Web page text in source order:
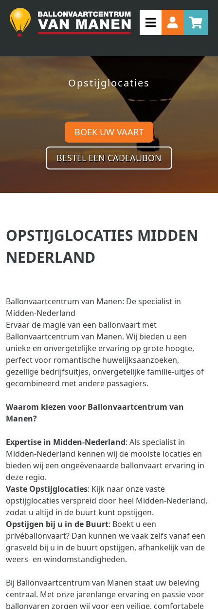
Opstijglocaties
BOEK UW VAART
BESTEL EEN CADEAUBON
OPSTIJGLOCATIES MIDDEN
NEDERLAND
Ballonvaartcentrum van Manen: De specialist in
Midden-Nederland
Ervaar de magie van een ballonvaart met
Ballonvaartcentrum van Manen. Wij bieden u een
unieke en onvergetelijke ervaring op grote hoogte,
perfect voor romantische huwelijksaanzoeken,
gezellige bedrijfsuitjes, onvergetelijke familie-uitjes of
gecombineerd met andere passagiers.
Waarom kiezen voor Ballonvaartcentrum van
Manen?
Expertise in Midden-Nederland: Als specialist in
Midden-Nederland kennen wij de mooiste locaties en
bieden wij een ongeëvenaarde ballonvaart ervaring in
deze regio.
Vaste Opstijglocaties: Kijk naar onze vaste
opstijglocaties verspreid door heel Midden-Nederland,
zodat u altijd in de buurt kunt opstijgen.
Opstijgen bij u in de Buurt: Boekt u een
privéballonvaart? Dan kunnen we vaak zelfs vanaf een
grasveld bij u in de buurt opstijgen, afhankelijk van de
weers- en windomstandigheden.
Bij Ballonvaartcentrum van Manen staat uw beleving
centraal. Met onze jarenlange ervaring en passie voor
ballonvaren zorgen wij voor een veilige, comfortabele